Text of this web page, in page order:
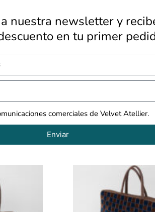
nuestra newsletter y
en tu primer
comerciales de Velvet Atellier.
Enviar